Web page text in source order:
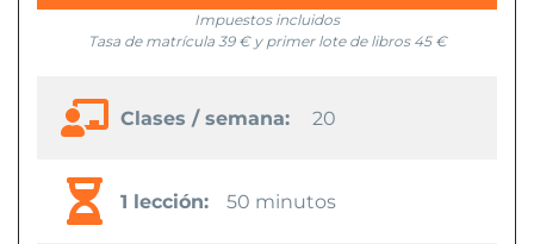
Impuestos incluidos
Tasa de matrícula 39 € y primer lote de libros 45 €
Clases / semana: 20
1 lección: 50 minutos